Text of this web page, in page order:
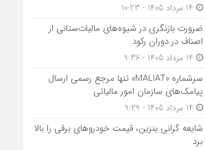
ضرورت بازنگری در شیوه‌های مالیات‌ستانی از
اصناف در دوران رکود
سرشماره «MALIAT» تنها مرجع رسمی ارسال
پیامک‌های سازمان امور مالیاتی
شایعه گرانی بنزین، قیمت خودروهای برقی را بالا
برد